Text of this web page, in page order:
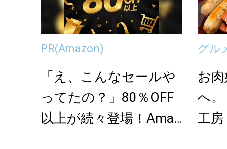
PR(Amazon)
「え、こんなセールや
ってたの？」80％OFF
以上が続々登場！Amaz
グル
お
へ
工